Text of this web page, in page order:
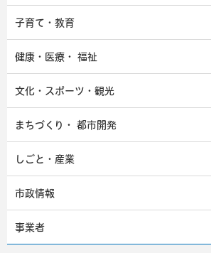
子育て・教育
健康・医療・ 福祉
文化・スポーツ・観光
まちづくり・ 都市開発
しごと・産業
市政情報
事業者